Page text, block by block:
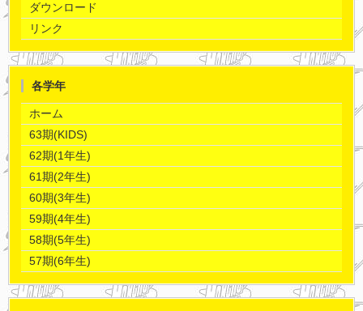
ダウンロード
リンク
各学年
ホーム
63期(KIDS)
62期(1年生)
61期(2年生)
60期(3年生)
59期(4年生)
58期(5年生)
57期(6年生)